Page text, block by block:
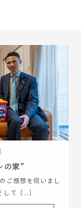
の家”
ご感想を伺いまし
て［…］